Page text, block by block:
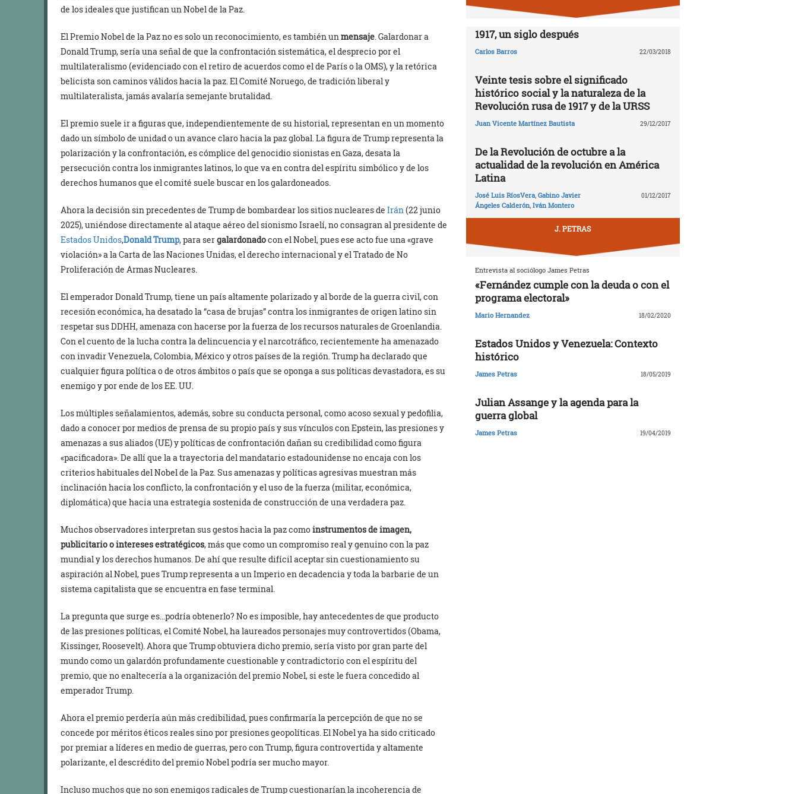
de los ideales que justifican un Nobel de la Paz.
El Premio Nobel de la Paz no es solo un reconocimiento, es también unmensaje. Galardonar a
Donald Trump, sería una señal de que la confrontación sistemática, el desprecio por el
multilateralismo (evidenciado con el retiro de acuerdos como el de París o la OMS), y la retórica
belicista son caminos válidos hacia la paz. El Comité Noruego, de tradición liberal y
multilateralista, jamás avalaría semejante brutalidad.
El premio suele ir a figuras que, independientemente de su historial, representan en un momento
dado un símbolo de unidad o un avance claro hacia la paz global. La figura de Trump representa la
polarización y la confrontación, es cómplice del genocidio sionistas en Gaza, desata la
persecución contra los inmigrantes latinos, lo que va en contra del espíritu simbólico y de los
derechos humanos que el comité suele buscar en los galardoneados.
Ahora la decisión sin precedentes de Trump de bombardear los sitios nucleares de Irán(22 junio
2025), uniéndose directamente al ataque aéreo del sionismo Israelí, no consagran al presidente de
Estados Unidos,Donald Trump, para sergalardonadocon el Nobel, pues ese acto fue una «grave
violación» a la Carta de las Naciones Unidas, el derecho internacional y el Tratado de No
Proliferación de Armas Nucleares.
El emperador Donald Trump, tiene un país altamente polarizado y al borde de la guerra civil, con
recesión económica, ha desatado la “casa de brujas” contra los inmigrantes de origen latino sin
respetar sus DDHH, amenaza con hacerse por la fuerza de los recursos naturales de Groenlandia.
Con el cuento de la lucha contra la delincuencia y el narcotráfico, recientemente ha amenazado
con invadir Venezuela, Colombia, México y otros países de la región. Trump ha declarado que
cualquier figura política o de otros ámbitos o país que se oponga a sus políticas devastadora, es su
enemigo y por ende de los EE. UU.
Los múltiples señalamientos, además, sobre su conducta personal, como acoso sexual y pedofilia,
dado a conocer por medios de prensa de su propio país y sus vínculos con Epstein, las presiones y
amenazas a sus aliados (UE) y políticas de confrontación dañan su credibilidad como figura
«pacificadora». De allí que la a trayectoria del mandatario estadounidense no encaja con los
criterios habituales del Nobel de la Paz. Sus amenazas y políticas agresivas muestran más
inclinación hacia los conflicto, la confrontación y el uso de la fuerza (militar, económica,
diplomática) que hacia una estrategia sostenida de construcción de una verdadera paz.
Muchos observadores interpretan sus gestos hacia la paz comoinstrumentos de imagen,
publicitario o intereses estratégicos, más que como un compromiso real y genuino con la paz
mundial y los derechos humanos. De ahí que resulte difícil aceptar sin cuestionamiento su
aspiración al Nobel, pues Trump representa a un Imperio en decadencia y toda la barbarie de un
sistema capitalista que se encuentra en fase terminal.
La pregunta que surge es…podría obtenerlo? No es imposible, hay antecedentes de que producto
de las presiones políticas, el Comité Nobel, ha laureados personajes muy controvertidos (Obama,
Kissinger, Roosevelt). Ahora que Trump obtuviera dicho premio, sería visto por gran parte del
mundo como un galardón profundamente cuestionable y contradictorio con el espíritu del
premio, que no enaltecería a la organización del premio Nobel, si este le fuera concedido al
emperador Trump.
Ahora el premio perdería aún más credibilidad, pues confirmaría la percepción de que no se
concede por méritos éticos reales sino por presiones geopolíticas. El Nobel ya ha sido criticado
por premiar a líderes en medio de guerras, pero con Trump, figura controvertida y altamente
polarizante, el descrédito del premio Nobel podría ser mucho mayor.
Incluso muchos que no son enemigos radicales de Trump cuestionarían la incoherencia de
1917, un siglo después
Carlos Barros 22/03/2018
Veinte tesis sobre el significado
histórico social y la naturaleza de la
Revolución rusa de 1917 y de la URSS
Juan Vicente Martínez Bautista 29/12/2017
De la Revolución de octubre a la
actualidad de la revolución en América
Latina
José Luis RíosVera, Gabino Javier
Ángeles Calderón, Iván Montero
01/12/2017
J. PETRAS
Entrevista al sociólogo James Petras
«Fernández cumple con la deuda o con el
programa electoral»
Mario Hernandez 18/02/2020
Estados Unidos y Venezuela: Contexto
histórico
James Petras 18/05/2019
Julian Assange y la agenda para la
guerra global
James Petras 19/04/2019